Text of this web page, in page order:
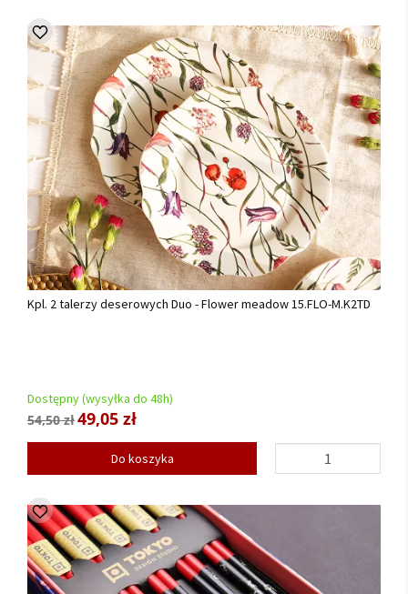
Kpl. 2 talerzy deserowych Duo - Flower meadow 15.FLO-M.K2TD
Dostępny (wysyłka do 48h)
54,50 zł49,05 zł
Do koszyka